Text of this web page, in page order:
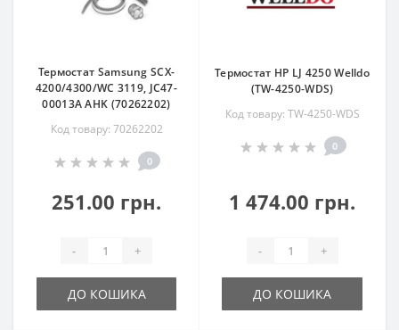
Термостат Samsung SCX-
4200/4300/WC 3119, JC47-
00013A AHK (70262202)
Код товару: 70262202
0
251.00 грн.
- +
ДО КОШИКА
Термостат HP LJ 4250 Welldo
(TW-4250-WDS)
Код товару: TW-4250-WDS
0
1 474.00 грн.
- +
ДО КОШИКА